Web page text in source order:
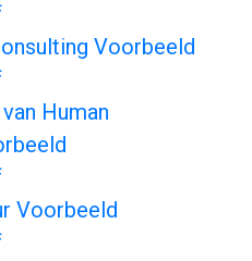
Voorbeeld
Human
Voorbeeld